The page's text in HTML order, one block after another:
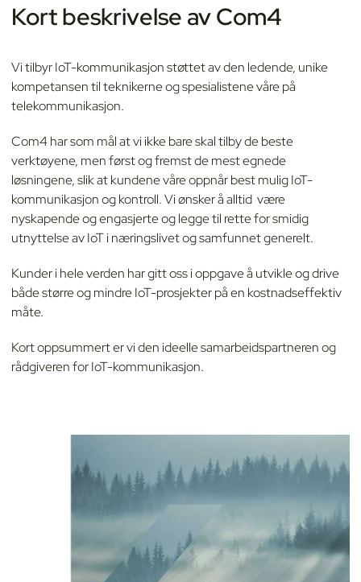
Kort beskrivelse av Com4
Vi tilbyr IoT-kommunikasjon støttet av den ledende, unike
kompetansen til teknikerne og spesialistene våre på
telekommunikasjon.
Com4 har som mål at vi ikke bare skal tilby de beste
verktøyene, men først og fremst de mest egnede
løsningene, slik at kundene våre oppnår best mulig IoT-
kommunikasjon og kontroll. Vi ønsker å alltid være
nyskapende og engasjerte og legge til rette for smidig
utnyttelse av IoT i næringslivet og samfunnet generelt.
Kunder i hele verden har gitt oss i oppgave å utvikle og drive
både større og mindre IoT-prosjekter på en kostnadseffektiv
måte.
Kort oppsummert er vi den ideelle samarbeidspartneren og
rådgiveren for IoT-kommunikasjon.